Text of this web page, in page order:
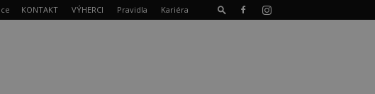
KONTAKT VÝHERCI Pravidla Kariéra